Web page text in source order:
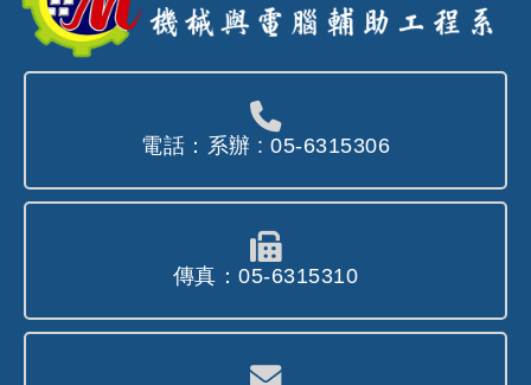
電話：系辦 : 05-6315306
傳真：05-6315310